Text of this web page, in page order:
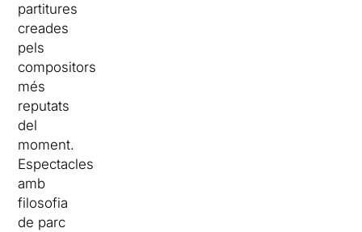
partitures
creades
pels
compositors
més
reputats
del
moment.
Espectacles
amb
filosofia
de parc